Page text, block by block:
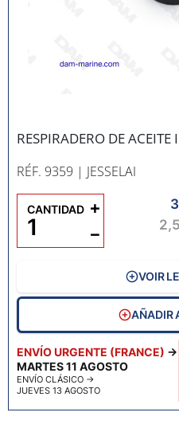
RESPIRADERO DE
RÉF. 9359 | JESSELAI
ENVÍO URGENTE (FRANCE) →
MARTES 11 AGOSTO
ENVÍO CLÁSICO →
JUEVES 13 AGOSTO
CANTIDAD
−
+
VOIR
AÑADIR